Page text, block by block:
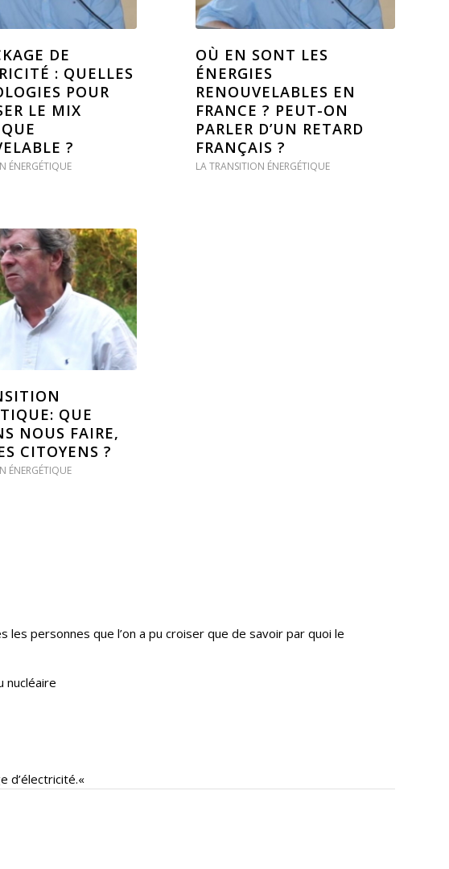
DE
: QUELLES
POUR
LE MIX
?
ÉNERGÉTIQUE
OÙ EN SONT LES
ÉNERGIES
RENOUVELABLES EN
FRANCE ? PEUT-ON
PARLER D’UN RETARD
FRANÇAIS ?
LA TRANSITION ÉNERGÉTIQUE
QUE
NOUS FAIRE,
CITOYENS ?
ÉNERGÉTIQUE
les personnes que l’on a pu croiser que de savoir par quoi le
nucléaire
d’électricité.«